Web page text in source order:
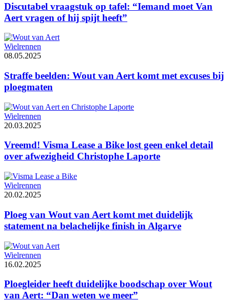
Discutabel vraagstuk op tafel: “Iemand moet Van
Aert vragen of hij spijt heeft”
Wielrennen
08.05.2025
Straffe beelden: Wout van Aert komt met excuses bij
ploegmaten
Wielrennen
20.03.2025
Vreemd! Visma Lease a Bike lost geen enkel detail
over afwezigheid Christophe Laporte
Wielrennen
20.02.2025
Ploeg van Wout van Aert komt met duidelijk
statement na belachelijke finish in Algarve
Wielrennen
16.02.2025
Ploegleider heeft duidelijke boodschap over Wout
van Aert: “Dan weten we meer”